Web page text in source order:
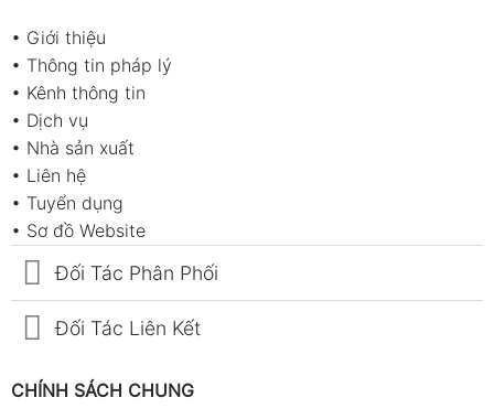
• Giới thiệu
• Thông tin pháp lý
• Kênh thông tin
• Dịch vụ
• Nhà sản xuất
• Liên hệ
• Tuyển dụng
• Sơ đồ Website
Đối Tác Phân Phối
Đối Tác Liên Kết
CHÍNH SÁCH CHUNG